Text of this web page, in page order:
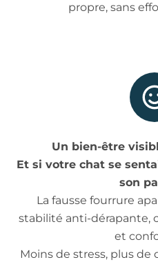
propre, sans
Un bien-être
Et si votre chat se
son
La fausse fourrure
stabilité anti-dérapante,
et
Moins de stress, plus